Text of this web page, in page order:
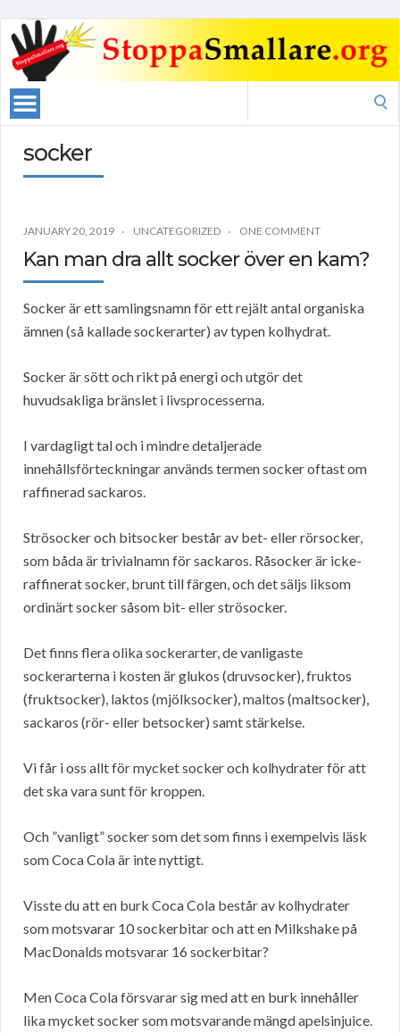
socker
JANUARY 20, 2019 UNCATEGORIZED ONE COMMENT
Kan man dra allt socker över en kam?
Socker är ett samlingsnamn för ett rejält antal organiska
ämnen (så kallade sockerarter) av typen kolhydrat.
Socker är sött och rikt på energi och utgör det
huvudsakliga bränslet i livsprocesserna.
I vardagligt tal och i mindre detaljerade
innehållsförteckningar används termen socker oftast om
raffinerad sackaros.
Strösocker och bitsocker består av bet- eller rörsocker,
som båda är trivialnamn för sackaros. Råsocker är icke-
raffinerat socker, brunt till färgen, och det säljs liksom
ordinärt socker såsom bit- eller strösocker.
Det finns flera olika sockerarter, de vanligaste
sockerarterna i kosten är glukos (druvsocker), fruktos
(fruktsocker), laktos (mjölksocker), maltos (maltsocker),
sackaros (rör- eller betsocker) samt stärkelse.
Vi får i oss allt för mycket socker och kolhydrater för att
det ska vara sunt för kroppen.
Och ”vanligt” socker som det som finns i exempelvis läsk
som Coca Cola är inte nyttigt.
Visste du att en burk Coca Cola består av kolhydrater
som motsvarar 10 sockerbitar och att en Milkshake på
MacDonalds motsvarar 16 sockerbitar?
Men Coca Cola försvarar sig med att en burk innehåller
lika mycket socker som motsvarande mängd apelsinjuice.